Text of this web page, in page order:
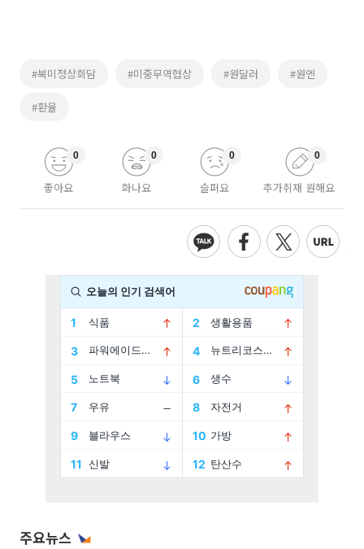
#북미정상회담 #미중무역협상 #원달러 #원엔
#환율
좋아요
0
화나요
0
슬퍼요
0
추가취재 원해요
0
주요뉴스